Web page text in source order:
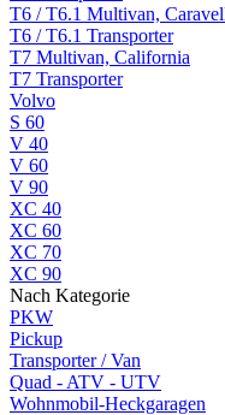
T6 / T6.1 Multivan,
T6 / T6.1 Transporter
T7 Multivan, California
T7 Transporter
Volvo
S 60
V 40
V 60
V 90
XC 40
XC 60
XC 70
XC 90
Nach Kategorie
PKW
Pickup
Transporter / Van
Quad - ATV - UTV
Wohnmobil-Heckgaragen